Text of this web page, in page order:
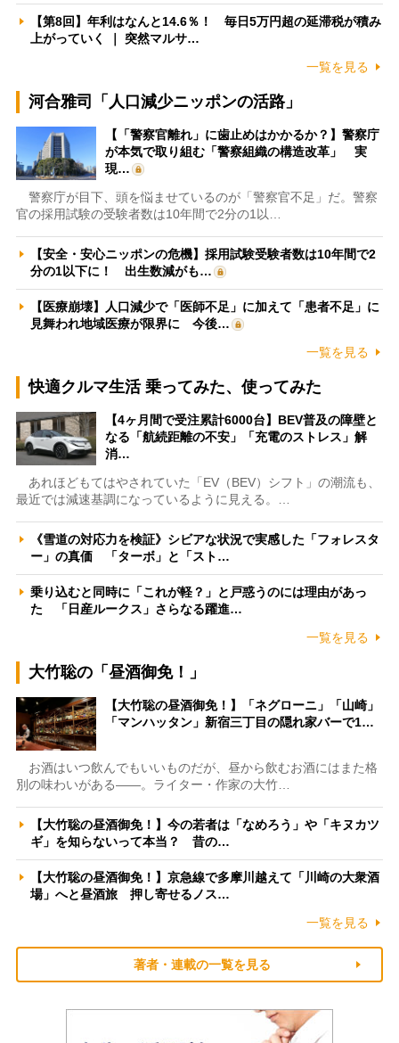
【第8回】年利はなんと14.6％！ 毎日5万円超の延滞税が積み
上がっていく ｜ 突然マルサ…
一覧を見る
河合雅司「人口減少ニッポンの活路」
【「警察官離れ」に歯止めはかかるか？】警察庁
が本気で取り組む「警察組織の構造改革」 実
現…
警察庁が目下、頭を悩ませているのが「警察官不足」だ。警察
官の採用試験の受験者数は10年間で2分の1以…
【安全・安心ニッポンの危機】採用試験受験者数は10年間で2
分の1以下に！ 出生数減がも…
【医療崩壊】人口減少で「医師不足」に加えて「患者不足」に
見舞われ地域医療が限界に 今後…
一覧を見る
快適クルマ生活 乗ってみた、使ってみた
【4ヶ月間で受注累計6000台】BEV普及の障壁と
なる「航続距離の不安」「充電のストレス」解
消…
あれほどもてはやされていた「EV（BEV）シフト」の潮流も、
最近では減速基調になっているように見える。…
《雪道の対応力を検証》シビアな状況で実感した「フォレスタ
ー」の真価 「ターボ」と「スト…
乗り込むと同時に「これが軽？」と戸惑うのには理由があっ
た 「日産ルークス」さらなる躍進…
一覧を見る
大竹聡の「昼酒御免！」
【大竹聡の昼酒御免！】「ネグローニ」「山崎」
「マンハッタン」新宿三丁目の隠れ家バーで1…
お酒はいつ飲んでもいいものだが、昼から飲むお酒にはまた格
別の味わいがある――。ライター・作家の大竹…
【大竹聡の昼酒御免！】今の若者は「なめろう」や「キヌカツ
ギ」を知らないって本当？ 昔の…
【大竹聡の昼酒御免！】京急線で多摩川越えて「川崎の大衆酒
場」へと昼酒旅 押し寄せるノス…
一覧を見る
著者・連載の一覧を見る